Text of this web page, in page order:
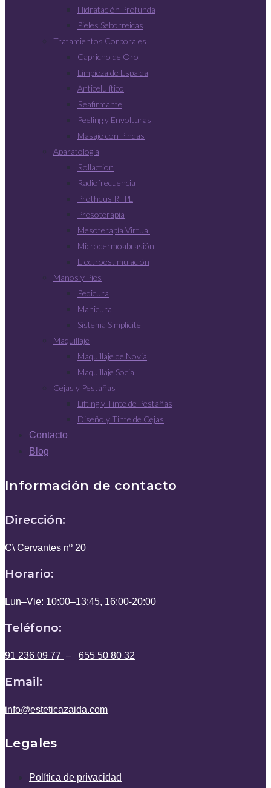
Hidratación Profunda
Pieles Seborreicas
Tratamientos Corporales
Capricho de Oro
Limpieza de Espalda
Anticelulítico
Reafirmante
Peeling y Envolturas
Masaje con Pindas
Aparatología
Rollaction
Radiofrecuencia
Protheus RFPL
Presoterapia
Mesoterapía Virtual
Microdermoabrasión
Electroestimulación
Manos y Pies
Pedicura
Manicura
Sistema Simplicité
Maquillaje
Maquillaje de Novia
Maquillaje Social
Cejas y Pestañas
Lifting y Tinte de Pestañas
Diseño y Tinte de Cejas
Contacto
Blog
Información de contacto
Dirección:
C\ Cervantes nº 20
Horario:
Lun–Vie: 10:00–13:45, 16:00-20:00
Teléfono:
91 236 09 77 – 655 50 80 32
Email:
info@esteticazaida.com
Legales
Política de privacidad